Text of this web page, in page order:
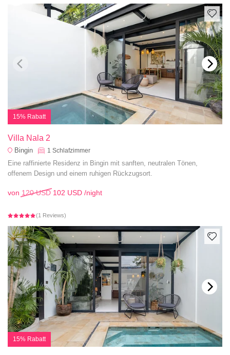
15% Rabatt
Villa Nala 2
Bingin 1 Schlafzimmer
Eine raffinierte Residenz in Bingin mit sanften, neutralen Tönen,
offenem Design und einem ruhigen Rückzugsort.
von 120 USD 102 USD /night
(1 Reviews)
15% Rabatt